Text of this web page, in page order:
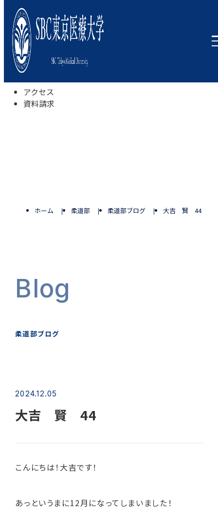
本学について
学びの特色
学部・学科
キャンパスライフ
入試情報
受験相談会
アクセス
資料請求
Blog
柔道部ブログ
ホーム 柔道部 柔道部ブログ 大吉 賢 44
2024.12.05
大吉 賢 44
こんにちは！大吉です！
あっというまに12月になってしまいました！